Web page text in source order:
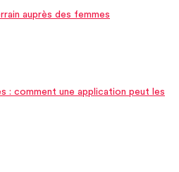
auprès des femmes
: comment une application peut les